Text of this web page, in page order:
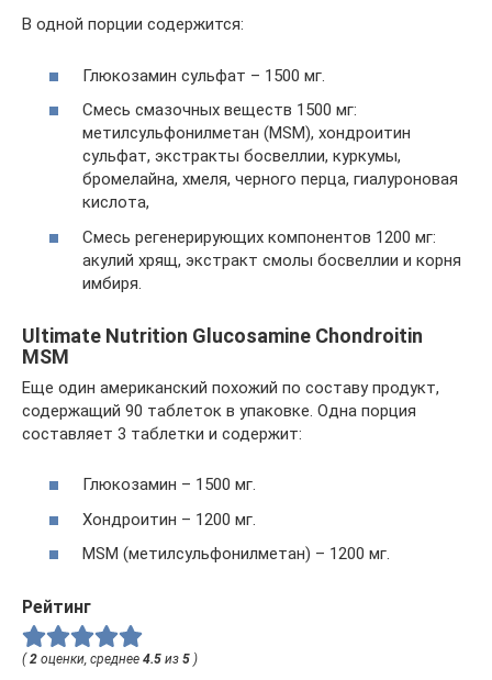
В одной порции содержится:
Глюкозамин сульфат – 1500 мг.
Смесь смазочных веществ 1500 мг:
метилсульфонилметан (МSМ), хондроитин
сульфат, экстракты босвеллии, куркумы,
бромелайна, хмеля, черного перца, гиалуроновая
кислота,
Смесь регенерирующих компонентов 1200 мг:
акулий хрящ, экстракт смолы босвеллии и корня
имбиря.
Ultimate Nutrition Glucosamine Chondroitin
MSM
Еще один американский похожий по составу продукт,
содержащий 90 таблеток в упаковке. Одна порция
составляет 3 таблетки и содержит:
Глюкозамин – 1500 мг.
Хондроитин – 1200 мг.
MSM (метилсульфонилметан) – 1200 мг.
Рейтинг
( 2 оценки, среднее 4.5 из 5 )